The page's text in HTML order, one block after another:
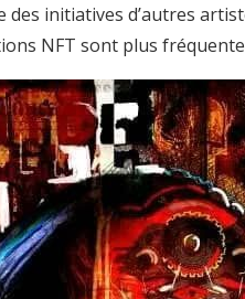
des initiatives d’autres
NFT sont plus